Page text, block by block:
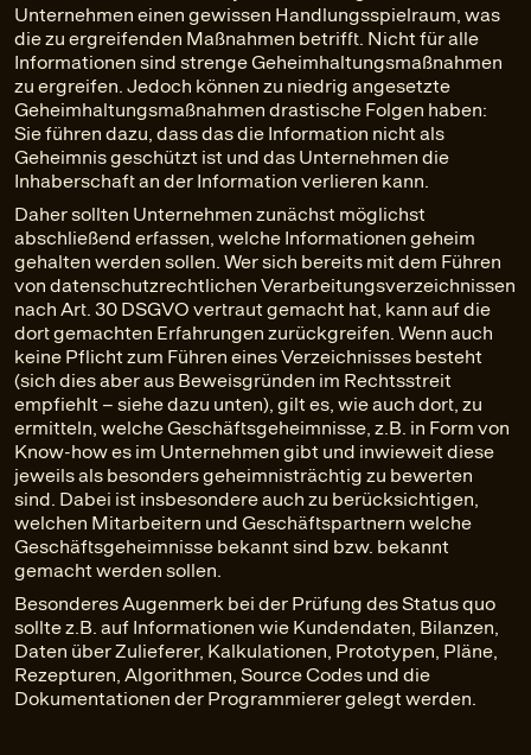
Unternehmen einen gewissen Handlungsspielraum, was
die zu ergreifenden Maßnahmen betrifft. Nicht für alle
Informationen sind strenge Geheimhaltungsmaßnahmen
zu ergreifen. Jedoch können zu niedrig angesetzte
Geheimhaltungsmaßnahmen drastische Folgen haben:
Sie führen dazu, dass das die Information nicht als
Geheimnis geschützt ist und das Unternehmen die
Inhaberschaft an der Information verlieren kann.
Daher sollten Unternehmen zunächst möglichst
abschließend erfassen, welche Informationen geheim
gehalten werden sollen. Wer sich bereits mit dem Führen
von datenschutzrechtlichen Verarbeitungsverzeichnissen
nach Art. 30 DSGVO vertraut gemacht hat, kann auf die
dort gemachten Erfahrungen zurückgreifen. Wenn auch
keine Pflicht zum Führen eines Verzeichnisses besteht
(sich dies aber aus Beweisgründen im Rechtsstreit
empfiehlt – siehe dazu unten), gilt es, wie auch dort, zu
ermitteln, welche Geschäftsgeheimnisse, z.B. in Form von
Know-how es im Unternehmen gibt und inwieweit diese
jeweils als besonders geheimnisträchtig zu bewerten
sind. Dabei ist insbesondere auch zu berücksichtigen,
welchen Mitarbeitern und Geschäftspartnern welche
Geschäftsgeheimnisse bekannt sind bzw. bekannt
gemacht werden sollen.
Besonderes Augenmerk bei der Prüfung des Status quo
sollte z.B. auf Informationen wie Kundendaten, Bilanzen,
Daten über Zulieferer, Kalkulationen, Prototypen, Pläne,
Rezepturen, Algorithmen, Source Codes und die
Dokumentationen der Programmierer gelegt werden.